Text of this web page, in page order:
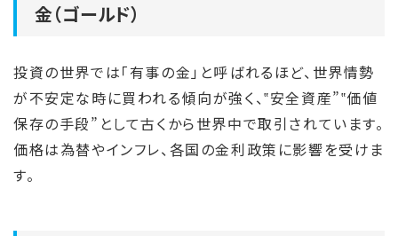
金（ゴールド）
投資の世界では「有事の金」と呼ばれるほど、世界情勢
が不安定な時に買われる傾向が強く、‟安全資産”‟価値
保存の手段”として古くから世界中で取引されています。
価格は為替やインフレ、各国の金利政策に影響を受けま
す。